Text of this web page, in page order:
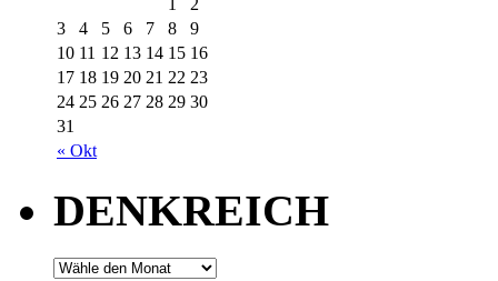
« Okt
3
4 5 6 7 8
9
10 11 12 13 14 15 16
17 18 19 20 21 22 23
24 25 26 27 28 29 30
31
DENKREICH